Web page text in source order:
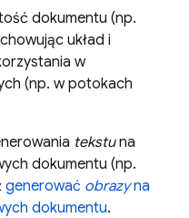
dokumentu (np.
układ i
w
(np. w potokach
tekstuna
dokumentu (np.
generować obrazyna
dokumentu.